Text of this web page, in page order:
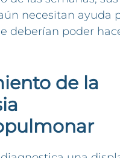
necesitan ayuda
deberían poder
de la